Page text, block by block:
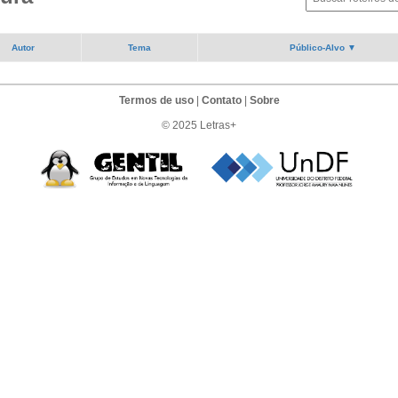
Autor Tema Público-Alvo ▼
Termos de uso| Contato| Sobre
© 2025 Letras+